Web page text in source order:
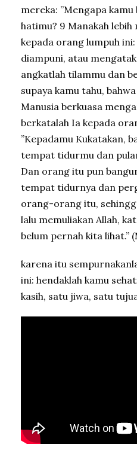
mereka: ”Mengapa
hatimu? 9 Manakah lebih
kepada orang lumpuh
diampuni, atau
angkatlah tilammu dan
supaya kamu tahu,
Manusia berkuasa
berkatalah Ia kepada
”Kepadamu Kukatakan,
tempat tidurmu dan
Dan orang itu pun
tempat tidurnya dan
orang-orang itu,
lalu memuliakan Allah,
belum pernah kita lihat.” (
karena itu
ini: hendaklah kamu
kasih, satu jiwa, satu